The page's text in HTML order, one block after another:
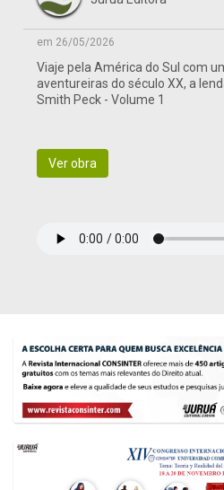
em 26/05/2026
Viaje pela América do Sul com
aventureiras do século XX, a
Smith Peck - Volume 1
Ver obra